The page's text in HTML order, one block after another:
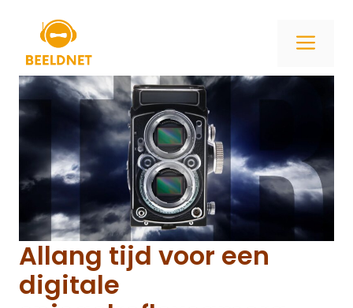
inhoud
Allang tijd voor een
digitale